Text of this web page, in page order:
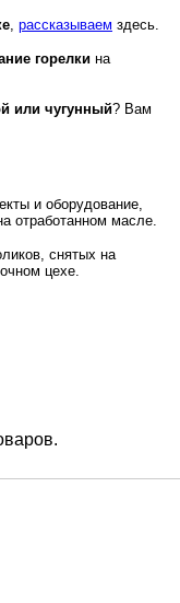
рассказываем здесь.
горелки на
или чугунный? Вам
и оборудование,
отработанном масле.
снятых на
цехе.